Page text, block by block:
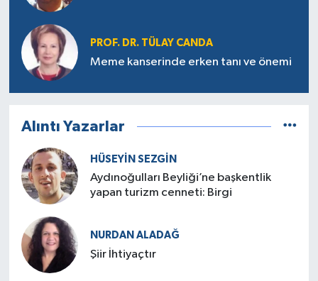
PROF. DR. TÜLAY CANDA
Meme kanserinde erken tanı ve önemi
Alıntı Yazarlar
HÜSEYIN SEZGIN
Aydınoğulları Beyliği’ne başkentlik
yapan turizm cenneti: Birgi
NURDAN ALADAĞ
Şiir İhtiyaçtır